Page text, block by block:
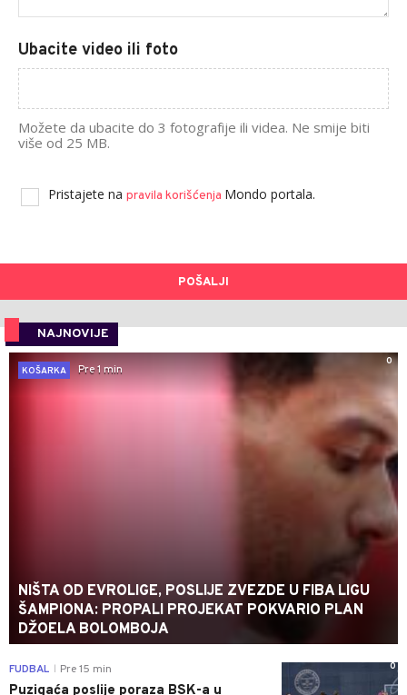
Ubacite video ili foto
Možete da ubacite do 3 fotografije ili videa. Ne smije biti
više od 25 MB.
Pristajete na pravila korišćenja Mondo portala.
POŠALJI
NAJNOVIJE
0
KOŠARKA
Pre 1 min
NIŠTA OD EVROLIGE, POSLIJE ZVEZDE U FIBA LIGU
ŠAMPIONA: PROPALI PROJEKAT POKVARIO PLAN
DŽOELA BOLOMBOJA
0
FUDBAL Pre 15 min
Puzigaća poslije poraza BSK-a u